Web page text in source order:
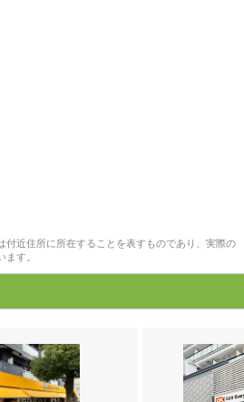
近住所に所在することを表すものであり、実際の
す。